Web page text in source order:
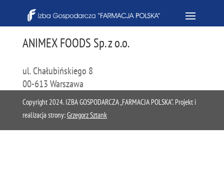
ANIMEX FOODS Sp. z o.o.
ul. Chałubińskiego 8
00-613 Warszawa
Copyright 2024. IZBA GOSPODARCZA „FARMACJA POLSKA”. Projekt i
realizacja strony:Grzegorz Sztank